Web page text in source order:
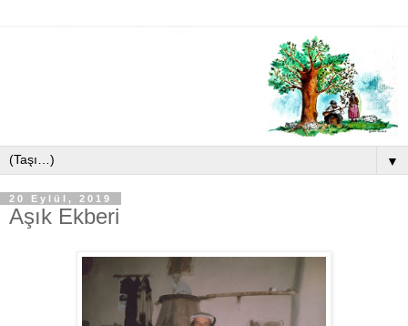
▼
20 Eylül, 2019
Aşık Ekberi